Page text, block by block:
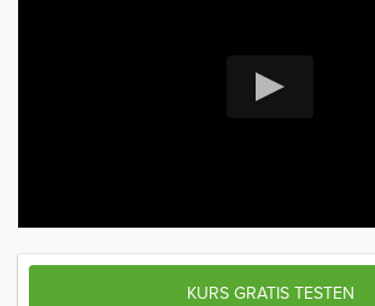
KURS GRATIS TESTEN